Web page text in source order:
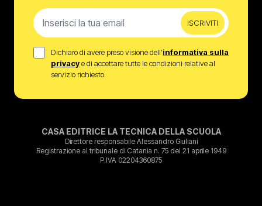
ISCRIVITI
Dichiaro di avere preso visione dell’informativa sulla
privacye di accettare tutte le condizioni relative al
servizio richiesto.
CASA EDITRICE LA TECNICA DELLA SCUOLA
Direttore responsabile Alessandro Giuliani
Registrazione al tribunale di Catania n. 75 del 21 aprile 1949
P.IVA 02204360875